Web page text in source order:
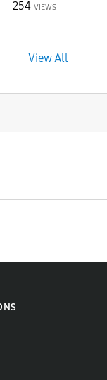
254 VIEWS
View All